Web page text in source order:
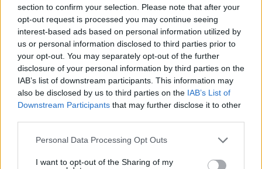
section to confirm your selection. Please note that after your
opt-out request is processed you may continue seeing
interest-based ads based on personal information utilized by
us or personal information disclosed to third parties prior to
your opt-out. You may separately opt-out of the further
disclosure of your personal information by third parties on the
IAB’s list of downstream participants. This information may
also be disclosed by us to third parties on the IAB’s List of
Downstream Participants that may further disclose it to other
Please note that this website/app uses one or more Google
not limited to your visit or usage behaviour. You may click to
Personal Data Processing Opt Outs
I want to opt-out of the Sharing of my